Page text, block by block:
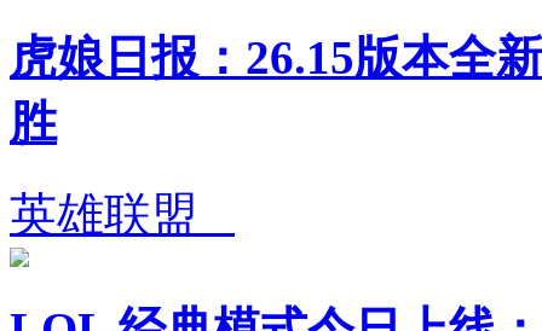
虎娘日报：26.15版本全
胜
英雄联盟